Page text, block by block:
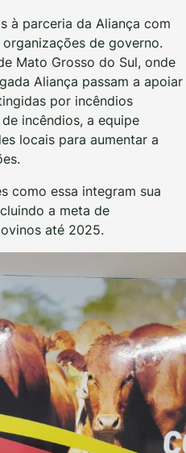
à parceria da Aliança com
de governo.
Mato Grosso do Sul, onde
Aliança passam a apoiar
por incêndios
incêndios, a equipe
locais para aumentar a
como essa integram sua
a meta de
até 2025.